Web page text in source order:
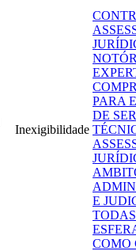
Inexigibilidade
PARA
DE
E
COMO